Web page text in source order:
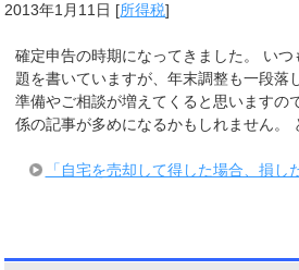
2013年1月11日 [所得税]
確定申告の時期になってきました。 い
題を書いていますが、年末調整も一段落
準備やご相談が増えてくると思いますの
係の記事が多めになるかもしれません。
「自宅を売却して得した場合、損